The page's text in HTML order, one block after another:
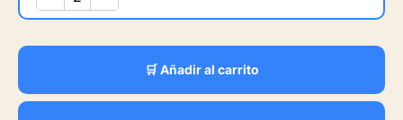
🛒 Añadir al carrito